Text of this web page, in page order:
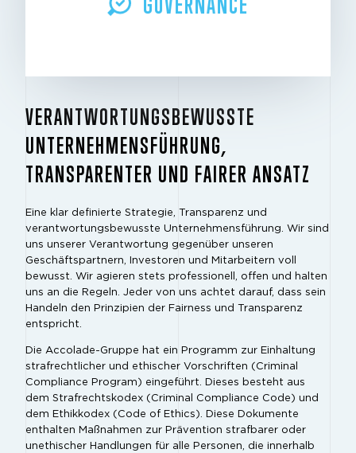
VERANTWORTUNGSBEWUSSTE
UNTERNEHMENSFÜHRUNG,
TRANSPARENTER UND FAIRER ANSATZ
Eine klar definierte Strategie, Transparenz und
verantwortungsbewusste Unternehmensführung. Wir sind
uns unserer Verantwortung gegenüber unseren
Geschäftspartnern, Investoren und Mitarbeitern voll
bewusst. Wir agieren stets professionell, offen und halten
uns an die Regeln. Jeder von uns achtet darauf, dass sein
Handeln den Prinzipien der Fairness und Transparenz
entspricht.
Die Accolade-Gruppe hat ein Programm zur Einhaltung
strafrechtlicher und ethischer Vorschriften (Criminal
Compliance Program) eingeführt. Dieses besteht aus
dem Strafrechtskodex (Criminal Compliance Code) und
dem Ethikkodex (Code of Ethics). Diese Dokumente
enthalten Maßnahmen zur Prävention strafbarer oder
unethischer Handlungen für alle Personen, die innerhalb